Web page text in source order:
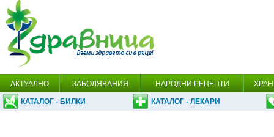
АКТУАЛНО ЗАБОЛЯВАНИЯ НАРОДНИ РЕЦЕПТИ
КАТАЛОГ - БИЛКИ КАТАЛОГ - ЛЕКАРИ